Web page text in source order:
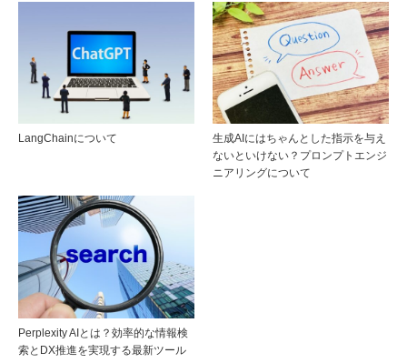
LangChainについて
生成AIにはちゃんとした指示を与え
ないといけない？プロンプトエンジ
ニアリングについて
Perplexity AIとは？効率的な情報検
索とDX推進を実現する最新ツール